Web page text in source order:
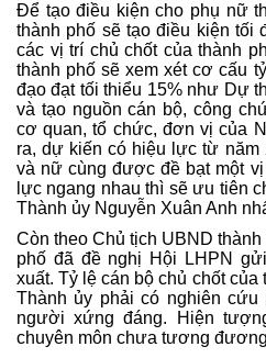
Để tạo điều kiện cho phụ nữ
thành phố sẽ tạo điều kiện tối
các vị trí chủ chốt của thành
thành phố sẽ xem xét cơ cấu
đạo đạt tối thiểu 15% như Dự
và tạo nguồn cán bộ, công
cơ quan, tổ chức, đơn vị của
ra, dự kiến có hiệu lực từ năm
và nữ cùng được đề bạt một
lực ngang nhau thì sẽ ưu tiên
Thành ủy Nguyễn Xuân Anh
Còn theo Chủ tịch UBND
phố đã đề nghị Hội LHPN
xuất. Tỷ lệ cán bộ chủ chốt
Thành ủy phải có nghiên
người xứng đáng. Hiện
chuyên môn chưa tương